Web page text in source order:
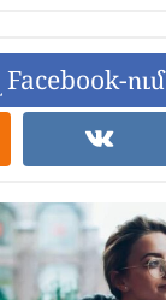
Facebook-ում